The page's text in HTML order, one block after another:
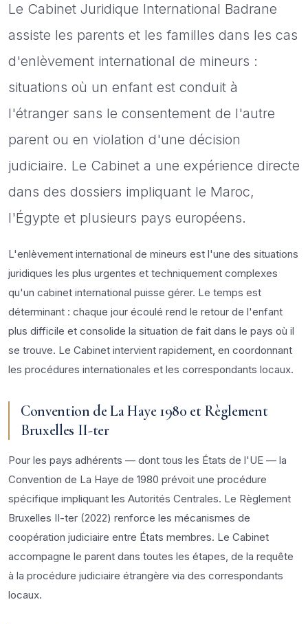
Le Cabinet Juridique International Badrane
assiste les parents et les familles dans les cas
d'enlèvement international de mineurs :
situations où un enfant est conduit à
l'étranger sans le consentement de l'autre
parent ou en violation d'une décision
judiciaire. Le Cabinet a une expérience directe
dans des dossiers impliquant le Maroc,
l'Égypte et plusieurs pays européens.
L'enlèvement international de mineurs est l'une des situations
juridiques les plus urgentes et techniquement complexes
qu'un cabinet international puisse gérer. Le temps est
déterminant : chaque jour écoulé rend le retour de l'enfant
plus difficile et consolide la situation de fait dans le pays où il
se trouve. Le Cabinet intervient rapidement, en coordonnant
les procédures internationales et les correspondants locaux.
Convention de La Haye 1980 et Règlement
Bruxelles II-ter
Pour les pays adhérents — dont tous les États de l'UE — la
Convention de La Haye de 1980 prévoit une procédure
spécifique impliquant les Autorités Centrales. Le Règlement
Bruxelles II-ter (2022) renforce les mécanismes de
coopération judiciaire entre États membres. Le Cabinet
accompagne le parent dans toutes les étapes, de la requête
à la procédure judiciaire étrangère via des correspondants
locaux.